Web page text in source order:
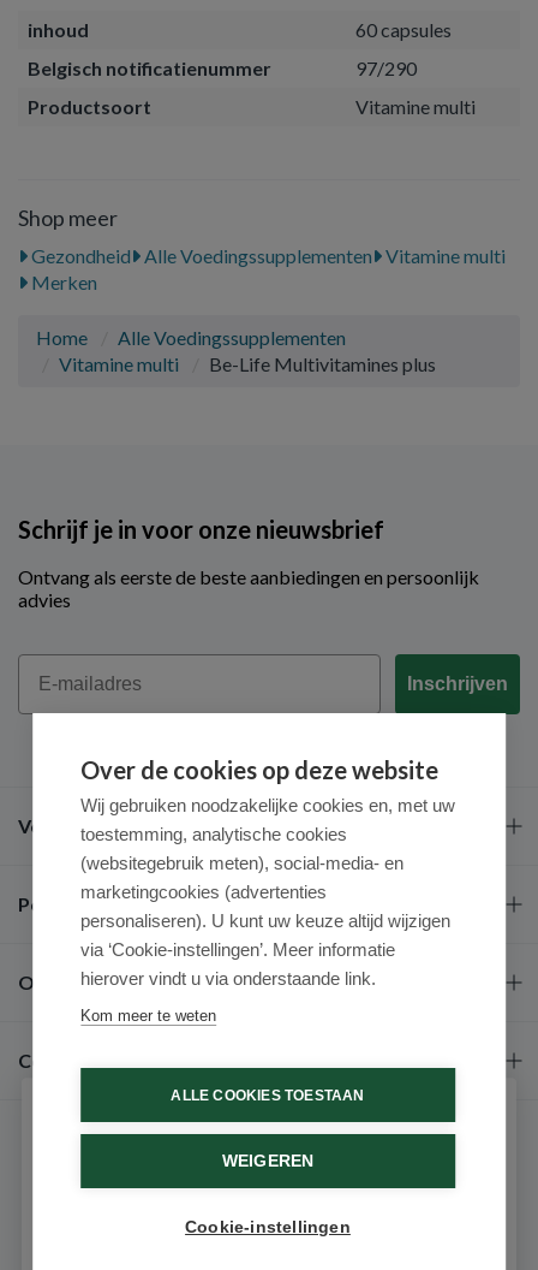
inhoud
60 capsules
Belgisch notificatienummer
97/290
Productsoort
Vitamine multi
Shop meer
Gezondheid Alle Voedingssupplementen
Vitamine multi
Merken
Home
Alle Voedingssupplementen
Vitamine multi
Be-Life Multivitamines plus
Schrijf je in voor onze nieuwsbrief
Ontvang als eerste de beste aanbiedingen en persoonlijk
advies
Email
Inschrijven
Veel gestelde vragen
Populaire merken
Over ons
Contact
9.6 / 10 (531 beoordelingen)
Over de cookies op deze website
Wij gebruiken noodzakelijke cookies en, met uw
toestemming, analytische cookies
(websitegebruik meten), social-media- en
marketingcookies (advertenties
personaliseren). U kunt uw keuze altijd wijzigen
via ‘Cookie-instellingen’. Meer informatie
hierover vindt u via onderstaande link.
Kom meer te weten
ALLE COOKIES TOESTAAN
WEIGEREN
Cookie-instellingen
Schrijf je in voor onze nieuwsbrief
Ontvang als eerste de beste aanbiedingen en persoonlijk
advies